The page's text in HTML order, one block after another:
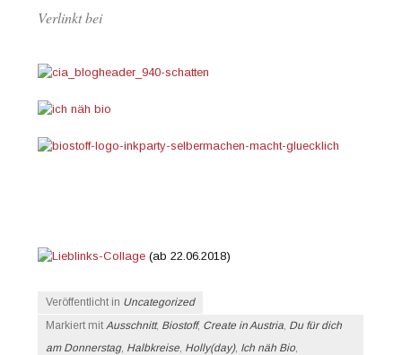
Verlinkt bei
(ab 22.06.2018)
Veröffentlicht in Uncategorized
Markiert mit Ausschnitt, Biostoff, Create in Austria Du für dich
am Donnerstag, Halbkreise Holly(day), Ich näh Bio